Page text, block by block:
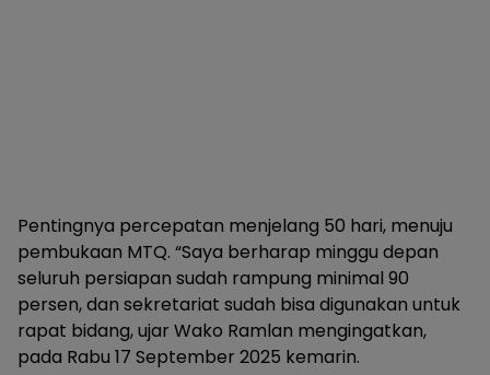
Pentingnya percepatan menjelang 50 hari, menuju
pembukaan MTQ. “Saya berharap minggu depan
seluruh persiapan sudah rampung minimal 90
persen, dan sekretariat sudah bisa digunakan untuk
rapat bidang, ujar Wako Ramlan mengingatkan,
pada Rabu 17 September 2025 kemarin.